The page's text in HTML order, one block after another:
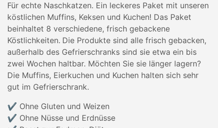
Für echte Naschkatzen. Ein leckeres Paket mit unseren
köstlichen Muffins, Keksen und Kuchen! Das Paket
beinhaltet 8 verschiedene, frisch gebackene
Köstlichkeiten. Die Produkte sind alle frisch gebacken,
außerhalb des Gefrierschranks sind sie etwa ein bis
zwei Wochen haltbar. Möchten Sie sie länger lagern?
Die Muffins, Eierkuchen und Kuchen halten sich sehr
gut im Gefrierschrank.
✔ Ohne Gluten und Weizen
✔️ Ohne Nüsse und Erdnüsse